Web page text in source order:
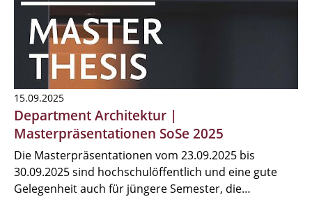
15.09.2025
Department Architektur |
Masterpräsentationen SoSe 2025
Die Masterpräsentationen vom 23.09.2025 bis
30.09.2025 sind hochschulöffentlich und eine gute
Gelegenheit auch für jüngere Semester, die…